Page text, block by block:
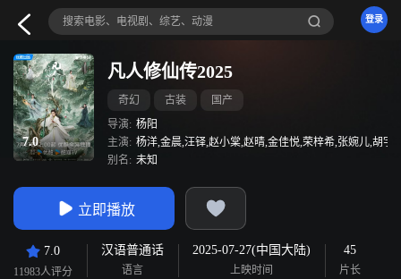
登录
7.0
凡人修仙传2025
奇幻 古装
国产
导演: 杨阳
主演: 杨洋,金晨,汪铎,赵小棠,赵晴,金佳悦,荣梓希,张婉儿,胡
别名: 未知
立即播放
7.0
11983人评分
汉语普通话
语言
2025-07-27(中国大陆)
上映时间
45
片长